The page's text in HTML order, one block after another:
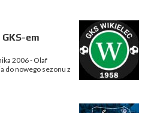
em
2006 - Olaf
do nowego sezonu z